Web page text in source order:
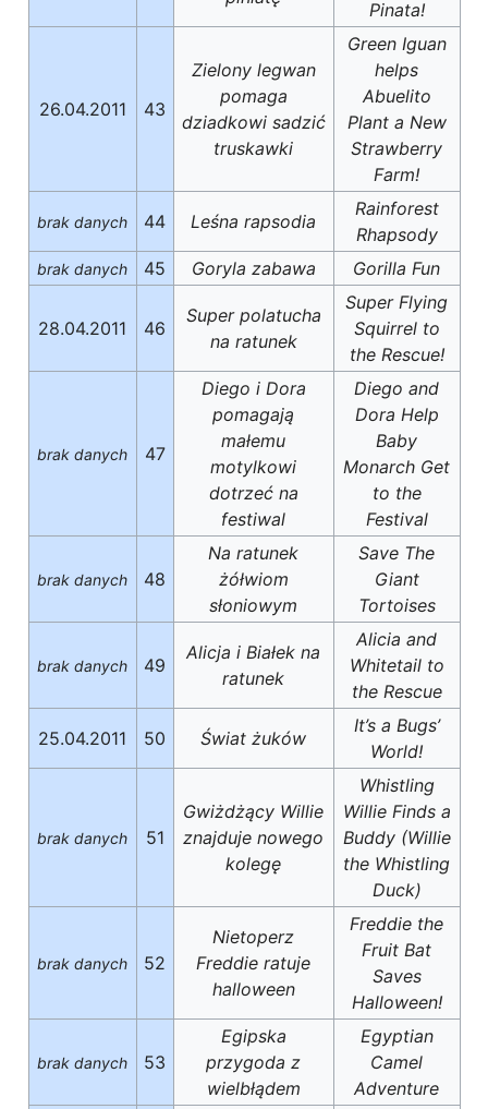
Pinata!
26.04.2011 43
Zielony legwan
pomaga
dziadkowi sadzić
truskawki
Green Iguan
helps
Abuelito
Plant a New
Strawberry
Farm!
brak danych 44 Leśna rapsodia
Rainforest
Rhapsody
brak danych 45 Goryla zabawa Gorilla Fun
28.04.2011 46
Super polatucha
na ratunek
Super Flying
Squirrel to
the Rescue!
brak danych 47
Diego i Dora
pomagają
małemu
motylkowi
dotrzeć na
festiwal
Diego and
Dora Help
Baby
Monarch Get
to the
Festival
brak danych 48
Na ratunek
żółwiom
słoniowym
Save The
Giant
Tortoises
brak danych 49
Alicja i Białek na
ratunek
Alicia and
Whitetail to
the Rescue
25.04.2011 50 Świat żuków
It’s a Bugs’
World!
brak danych 51
Gwiżdżący Willie
znajduje nowego
kolegę
Whistling
Willie Finds a
Buddy (Willie
the Whistling
Duck)
brak danych 52
Nietoperz
Freddie ratuje
halloween
Freddie the
Fruit Bat
Saves
Halloween!
brak danych 53
Egipska
przygoda z
wielbłądem
Egyptian
Camel
Adventure